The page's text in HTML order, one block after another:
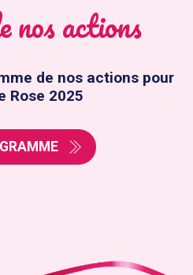
nos actions
de nos actions pour
Rose 2025